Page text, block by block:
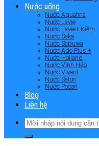
Nước uống
Nước Aquafina
Nước Lavie
Nước Lavie+ Kiềm
Nước Saka
Nước Sapuwa
Nước Ado Plus +
Nước Holland
Nước Vĩnh Hảo
Nước Vivant
Nước Satori
Nước Pocari
Blog
Liên hệ